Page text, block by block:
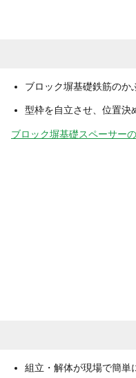
ブロック塀基礎鉄筋のか
型枠を自立させ、位置決
ブロック塀基礎スペーサー
組立・解体が現場で簡単